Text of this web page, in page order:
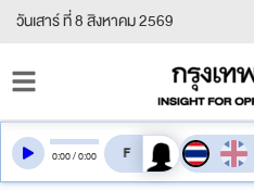
วันเสาร์ ที่ 8 สิงหาคม 2569
0:00/0:00 สลับเสียงอ่าน